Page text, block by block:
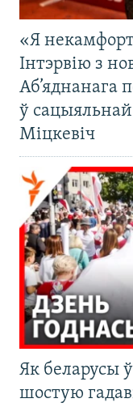
«Я
Інтэрвію з
Аб’яднанага
ў
Міцкевіч
Як беларусы
шостую